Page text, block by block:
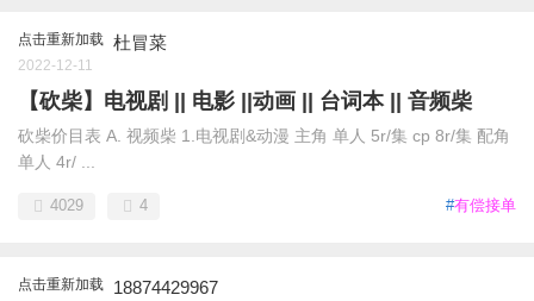
点击重新加载 杜冒菜
2022-12-11
【砍柴】电视剧 || 电影 ||动画 || 台词本 || 音频柴
砍柴价目表 A. 视频柴 1.电视剧&动漫 主角 单人 5r/集 cp 8r/集 配角
单人 4r/ ...
#有偿接单
4029 4
点击重新加载 18874429967